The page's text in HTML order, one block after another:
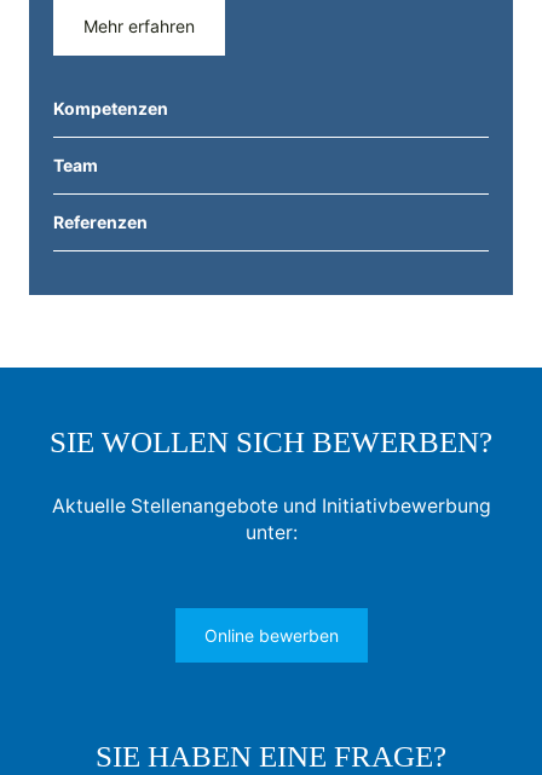
Mehr erfahren
Kompetenzen
Team
Referenzen
SIE WOLLEN SICH BEWERBEN?
Aktuelle Stellenangebote und Initiativbewerbung
unter:
Online bewerben
SIE HABEN EINE FRAGE?